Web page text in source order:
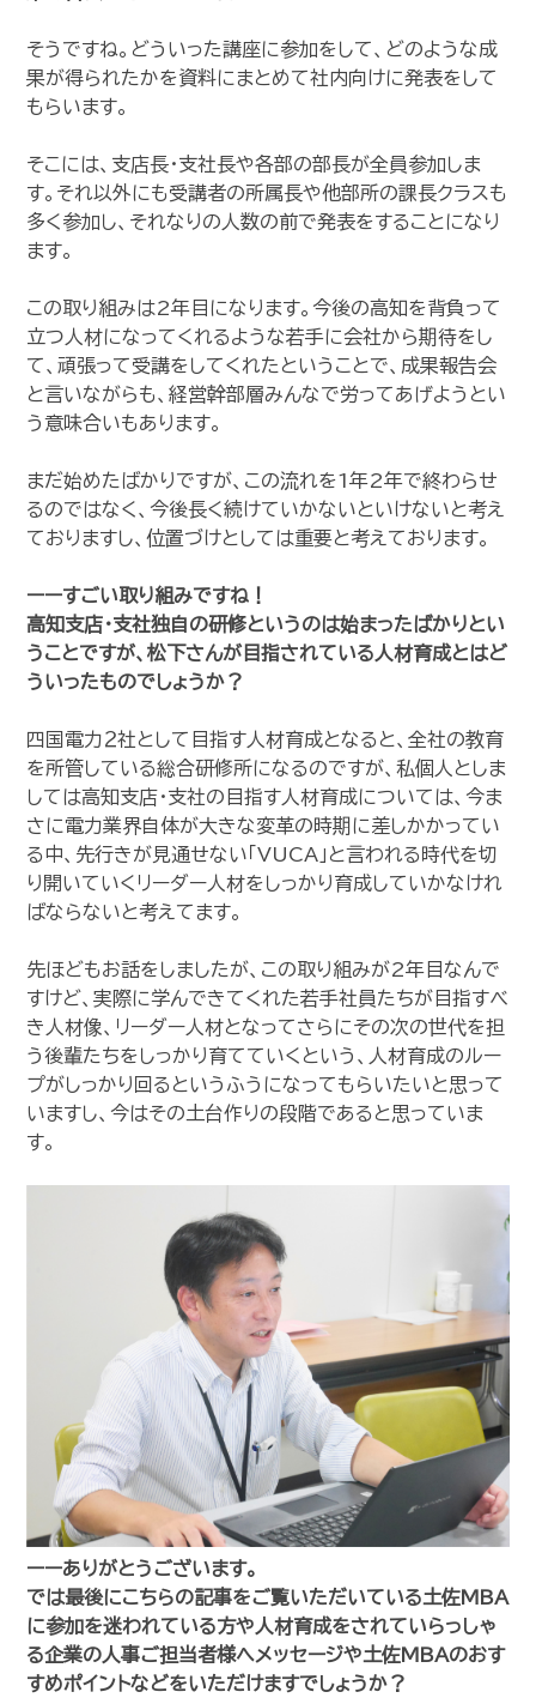
そうですね。どういった講座に参加をして、どのような成
果が得られたかを資料にまとめて社内向けに発表をして
もらいます。
そこには、支店長・支社長や各部の部長が全員参加しま
す。それ以外にも受講者の所属長や他部所の課長クラスも
多く参加し、それなりの人数の前で発表をすることになり
ます。
この取り組みは2年目になります。今後の高知を背負って
立つ人材になってくれるような若手に会社から期待をし
て、頑張って受講をしてくれたということで、成果報告会
と言いながらも、経営幹部層みんなで労ってあげようとい
う意味合いもあります。
まだ始めたばかりですが、この流れを1年2年で終わらせ
るのではなく、今後長く続けていかないといけないと考え
ておりますし、位置づけとしては重要と考えております。
ーーすごい取り組みですね！
高知支店・支社独自の研修というのは始まったばかりとい
うことですが、松下さんが目指されている人材育成とはど
ういったものでしょうか？
四国電力２社として目指す人材育成となると、全社の教育
を所管している総合研修所になるのですが、私個人としま
しては高知支店・支社の目指す人材育成については、今ま
さに電力業界自体が大きな変革の時期に差しかかってい
る中、先行きが見通せない「VUCA」と言われる時代を切
り開いていくリーダー人材をしっかり育成していかなけれ
ばならないと考えてます。
先ほどもお話をしましたが、この取り組みが2年目なんで
すけど、実際に学んできてくれた若手社員たちが目指すべ
き人材像、リーダー人材となってさらにその次の世代を担
う後輩たちをしっかり育てていくという、人材育成のルー
プがしっかり回るというふうになってもらいたいと思って
いますし、今はその土台作りの段階であると思っていま
す。
ーーありがとうございます。
では最後にこちらの記事をご覧いただいている土佐MBA
に参加を迷われている方や人材育成をされていらっしゃ
る企業の人事ご担当者様へメッセージや土佐MBAのおす
すめポイントなどをいただけますでしょうか？